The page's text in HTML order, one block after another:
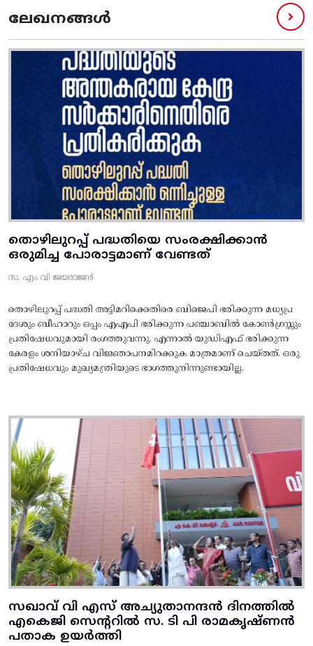
ലേഖനങ്ങൾ
തൊഴിലുറപ്പ് പദ്ധതിയെ സംരക്ഷിക്കാൻ
ഒരുമിച്ച പോരാട്ടമാണ് വേണ്ടത്
സ. എം വി ജയരാജൻ
തൊഴിലുറപ്പ് പദ്ധതി അട്ടിമറിക്കെതിരെ ബിജെപി ഭരിക്കുന്ന മധ്യപ്ര
ദേശും ബീഹാറും ഒപ്പം എഎപി ഭരിക്കുന്ന പഞ്ചാബിൽ കോൺഗ്രസ്സും
പ്രതിഷേധവുമായി രംഗത്തുവന്നു. എന്നാൽ യുഡിഎഫ് ഭരിക്കുന്ന
കേരളം ശനിയാഴ്ച വിജ്ഞാപനമിറക്കുക മാത്രമാണ് ചെയ്തത്. ഒരു
പ്രതിഷേധവും മുഖ്യമന്ത്രിയുടെ ഭാഗത്തുനിന്നുണ്ടായില്ല.
സഖാവ് വി എസ് അച്യുതാനന്ദൻ ദിനത്തിൽ
എകെജി സെന്ററിൽ സ. ടി പി രാമകൃഷ്‌ണൻ
പതാക ഉയർത്തി